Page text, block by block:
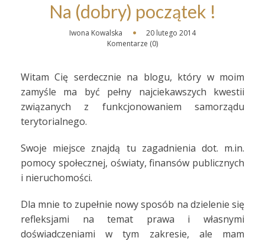
Na (dobry) początek !
Iwona Kowalska
20 lutego 2014
Komentarze (0)
Witam Cię serdecznie na blogu, który w moim
zamyśle ma być pełny najciekawszych kwestii
związanych z funkcjonowaniem samorządu
terytorialnego.
Swoje miejsce znajdą tu zagadnienia dot. m.in.
pomocy społecznej, oświaty, finansów publicznych
i nieruchomości.
Dla mnie to zupełnie nowy sposób na dzielenie się
refleksjami na temat prawa i własnymi
doświadczeniami w tym zakresie, ale mam